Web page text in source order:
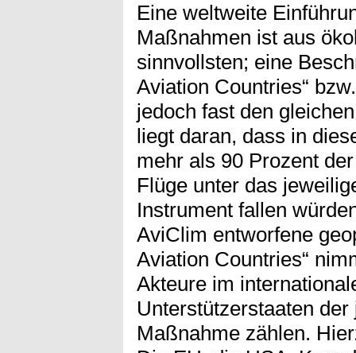
Eine weltweite
Maßnahmen ist aus
sinnvollsten; eine
Aviation Countries“
jedoch fast den
liegt daran, dass in
mehr als 90 Prozent
Flüge unter das
Instrument fallen
AviClim entworfene
Aviation Countries“
Akteure im
Unterstützerstaaten
Maßnahme zählen.